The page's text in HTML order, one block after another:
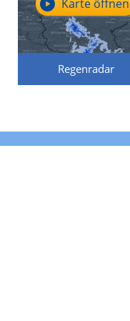
Regenradar
Karte öffnen